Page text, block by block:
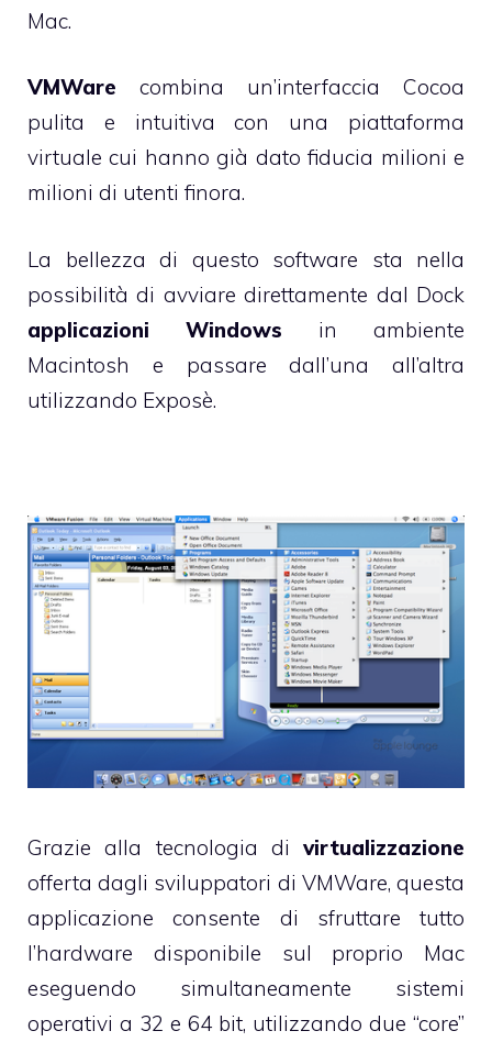
Mac.
VMWare combina un’interfaccia Cocoa
pulita e intuitiva con una piattaforma
virtuale cui hanno già dato fiducia milioni e
milioni di utenti finora.
La bellezza di questo software sta nella
possibilità di avviare direttamente dal Dock
applicazioni Windows in ambiente
Macintosh e passare dall’una all’altra
utilizzando Exposè.
Grazie alla tecnologia di virtualizzazione
offerta dagli sviluppatori di VMWare, questa
applicazione consente di sfruttare tutto
l’hardware disponibile sul proprio Mac
eseguendo simultaneamente sistemi
operativi a 32 e 64 bit, utilizzando due “core”